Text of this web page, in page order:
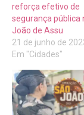
reforça efetivo de
segurança pública
João de Assu
21 de junho de
Em "Cidades"